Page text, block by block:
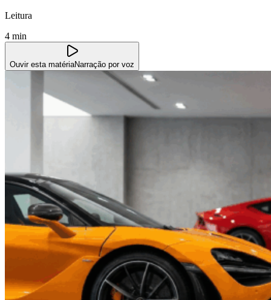
Leitura
4 min
Ouvir esta matériaNarração por voz